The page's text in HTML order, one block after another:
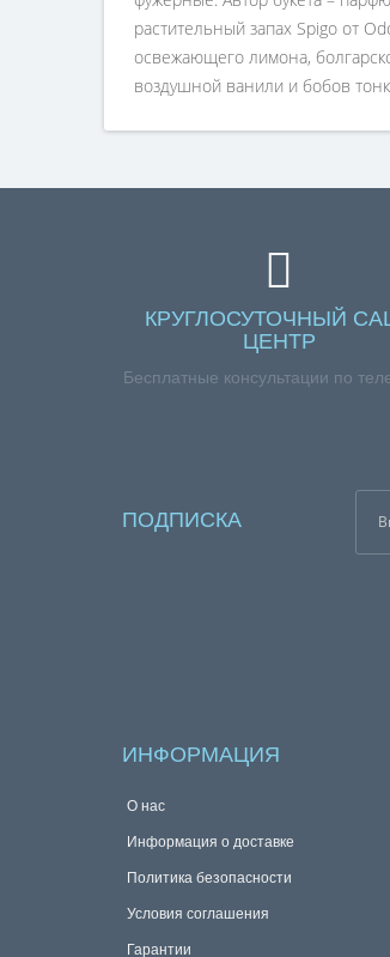
растительный запах Spigo от
освежающего лимона,
воздушной ванили и бобов
КРУГЛОСУТОЧНЫЙ
ЦЕНТР
Бесплатные консультации по
ПОДПИСКА
ИНФОРМАЦИЯ
О нас
Информация о доставке
Политика безопасности
Условия соглашения
Гарантии